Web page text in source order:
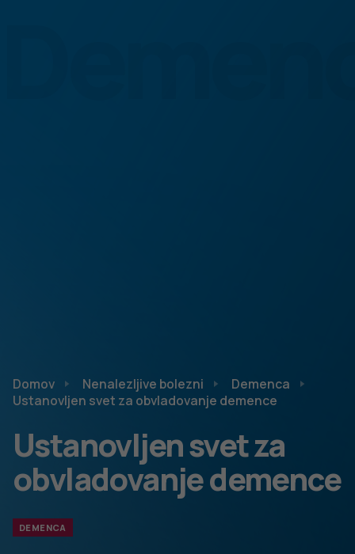
Domov Nenalezljive bolezni
Demenca
Ustanovljen svet za obvladovanje demence
Ustanovljen svet za
obvladovanje demence
DEMENCA